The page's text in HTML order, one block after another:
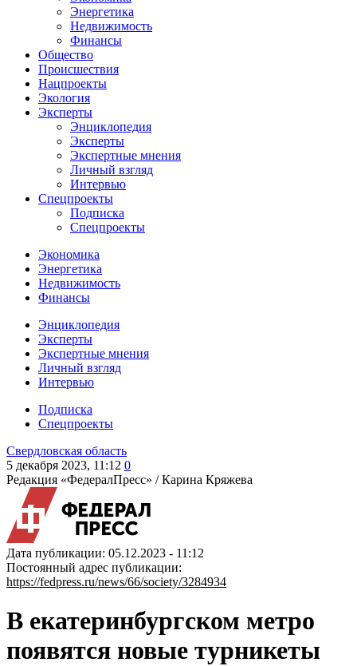
Энергетика
Недвижимость
Финансы
Общество
Происшествия
Нацпроекты
Экология
Эксперты
Энциклопедия
Эксперты
Экспертные мнения
Личный взгляд
Интервью
Спецпроекты
Подписка
Спецпроекты
Экономика
Энергетика
Недвижимость
Финансы
Энциклопедия
Эксперты
Экспертные мнения
Личный взгляд
Интервью
Подписка
Спецпроекты
Свердловская область
5 декабря 2023, 11:12 0
Редакция «ФедералПресс» /Карина Кряжева
Дата публикации: 05.12.2023 - 11:12
Постоянный адрес публикации:
https://fedpress.ru/news/66/society/3284934
В екатеринбургском метро
появятся новые турникеты